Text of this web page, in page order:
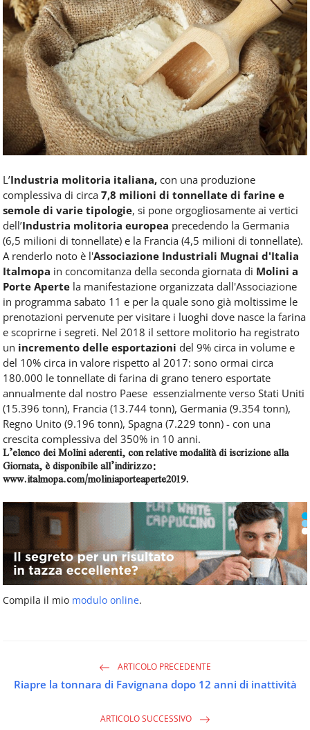
Service
e
tutte
le
novità
del
comparto
Horeca.
L’Industria molitoria italiana, con una produzione
complessiva di circa 7,8 milioni di tonnellate di farine e
semole di varie tipologie, si pone orgogliosamente ai vertici
dell’Industria molitoria europea precedendo la Germania
(6,5 milioni di tonnellate) e la Francia (4,5 milioni di tonnellate).
A renderlo noto è l'Associazione Industriali Mugnai d'Italia
Italmopa in concomitanza della seconda giornata di Molini a
Porte Aperte la manifestazione organizzata dall'Associazione
in programma sabato 11 e per la quale sono già moltissime le
prenotazioni pervenute per visitare i luoghi dove nasce la farina
e scoprirne i segreti. Nel 2018 il settore molitorio ha registrato
un incremento delle esportazioni del 9% circa in volume e
del 10% circa in valore rispetto al 2017: sono ormai circa
180.000 le tonnellate di farina di grano tenero esportate
annualmente dal nostro Paese essenzialmente verso Stati Uniti
(15.396 tonn), Francia (13.744 tonn), Germania (9.354 tonn),
Regno Unito (9.196 tonn), Spagna (7.229 tonn) - con una
crescita complessiva del 350% in 10 anni.
L’elenco dei Molini aderenti, con relative modalità di iscrizione alla
Giornata, è disponibile all’indirizzo:
www.italmopa.com/moliniaporteaperte2019.
Compila il mio modulo online.
ARTICOLO PRECEDENTE
Riapre la tonnara di Favignana dopo 12 anni di inattività
ARTICOLO SUCCESSIVO